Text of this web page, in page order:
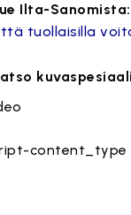
Ilta-Sanomista:
tuollaisilla
content_type